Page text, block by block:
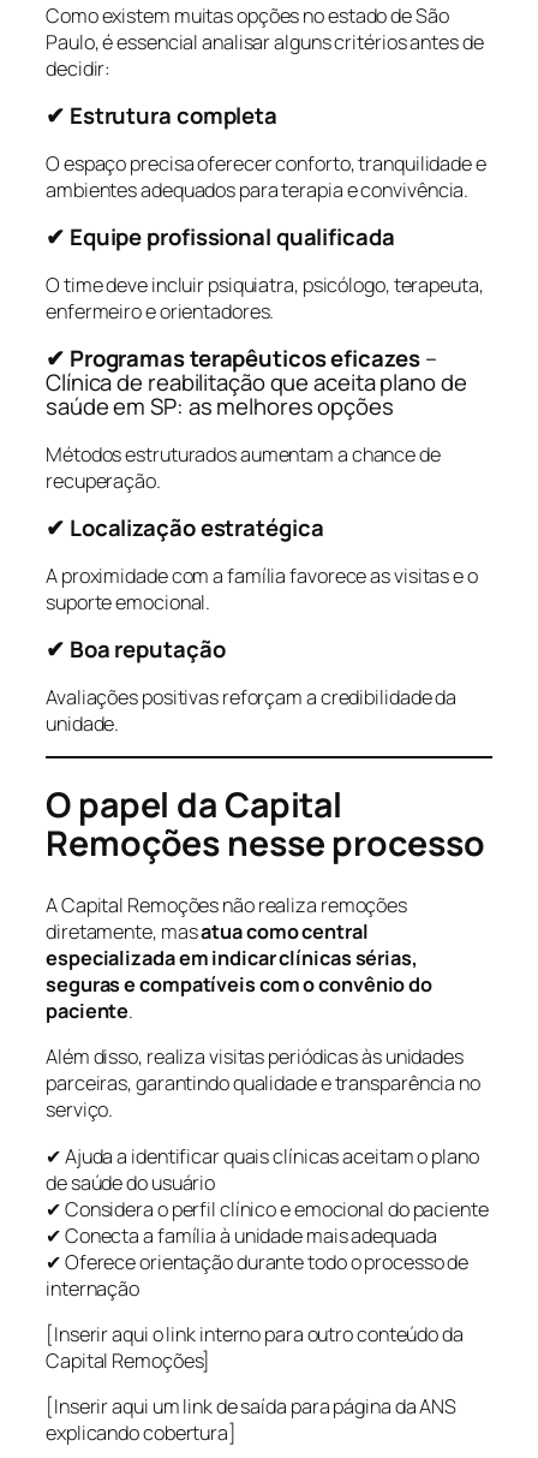
Como existem muitas opções no estado de São
Paulo, é essencial analisar alguns critérios antes de
decidir:
✔ Estrutura completa
O espaço precisa oferecer conforto, tranquilidade e
ambientes adequados para terapia e convivência.
✔ Equipe profissional qualificada
O time deve incluir psiquiatra, psicólogo, terapeuta,
enfermeiro e orientadores.
✔ Programas terapêuticos eficazes–
Clínica de reabilitação que aceita plano de
saúde em SP: as melhores opções
Métodos estruturados aumentam a chance de
recuperação.
✔ Localização estratégica
A proximidade com a família favorece as visitas e o
suporte emocional.
✔ Boa reputação
Avaliações positivas reforçam a credibilidade da
unidade.
O papel da Capital
Remoções nesse processo
A Capital Remoções não realiza remoções
diretamente, masatua como central
especializada em indicar clínicas sérias,
seguras e compatíveis com o convênio do
paciente.
Além disso, realiza visitas periódicas às unidades
parceiras, garantindo qualidade e transparência no
serviço.
✔ Ajuda a identificar quais clínicas aceitam o plano
de saúde do usuário
✔ Considera o perfil clínico e emocional do paciente
✔ Conecta a família à unidade mais adequada
✔ Oferece orientação durante todo o processo de
internação
[Inserir aqui o link interno para outro conteúdo da
Capital Remoções]
[Inserir aqui um link de saída para página da ANS
explicando cobertura]